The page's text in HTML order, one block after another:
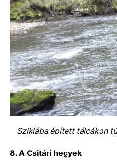
Sziklába épített tálcákon
8. A Csitári hegyek